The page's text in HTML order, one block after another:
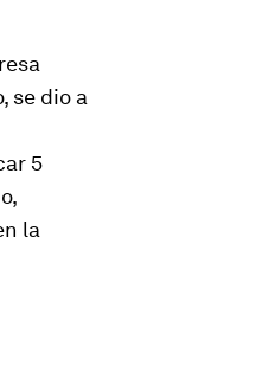
se dio a
5
la